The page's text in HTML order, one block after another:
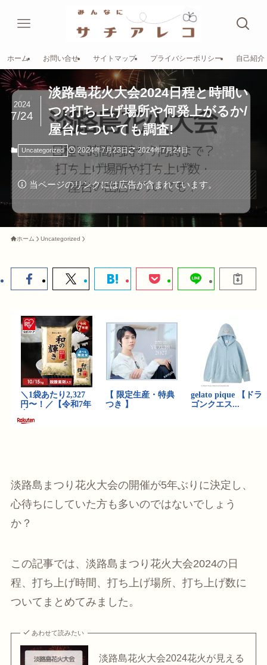
ホーム お問い合せ サイトマップ プライバシーポリシー 自己紹介
淡路島花火大会2024日程と時間い
つ?打ち上げ場所や何発上がるか/
屋台についても調査!
2024
7/24
Uncategorized 2024年7月23日 2024年7月24日
当ページのリンクには広告が含まれています。
ホーム Uncategorized
淡路島まつり花火大会の開催が5年ぶりに決定し、
心待ちにしていた方も多いのではないでしょう
か？
この記事では、淡路島まつり花火大会2024の日
程、打ち上げ時間、打ち上げ場所、打ち上げ数に
ついてまとめてみました。
あわせて読みたい
淡路島花火大会2024花火が見える